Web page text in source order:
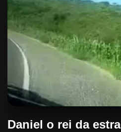
Daniel o rei da